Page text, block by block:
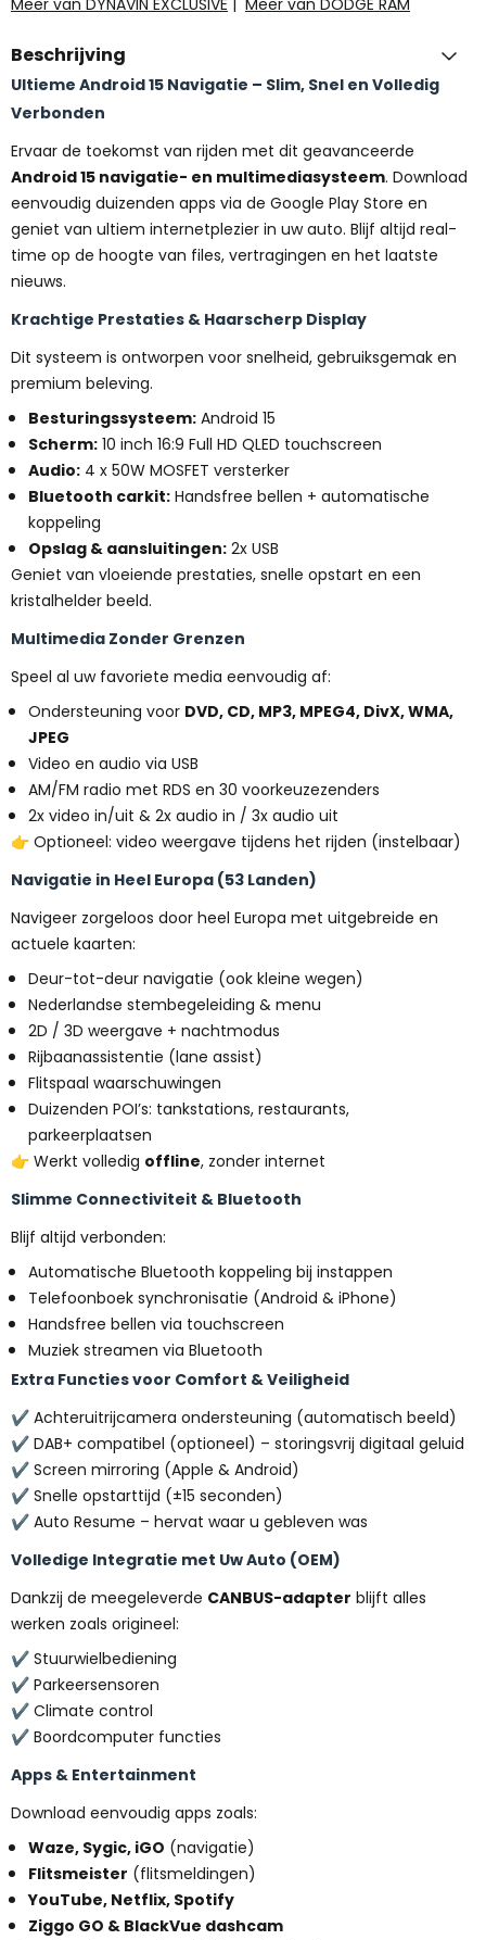
Meer van DYNAVIN EXCLUSIVE Meer van DODGE RAM
Beschrijving
Ultieme Android 15 Navigatie – Slim, Snel en Volledig
Verbonden
Ervaar de toekomst van rijden met dit geavanceerde
Android 15 navigatie- en multimediasysteem. Download
eenvoudig duizenden apps via de Google Play Store en
geniet van ultiem internetplezier in uw auto. Blijf altijd real-
time op de hoogte van files, vertragingen en het laatste
nieuws.
Krachtige Prestaties & Haarscherp Display
Dit systeem is ontworpen voor snelheid, gebruiksgemak en
premium beleving.
Besturingssysteem: Android 15
Scherm: 10 inch 16:9 Full HD QLED touchscreen
Audio: 4 x 50W MOSFET versterker
Bluetooth carkit: Handsfree bellen + automatische
koppeling
Opslag & aansluitingen: 2x USB
Geniet van vloeiende prestaties, snelle opstart en een
kristalhelder beeld.
Multimedia Zonder Grenzen
Speel al uw favoriete media eenvoudig af:
Ondersteuning voor DVD, CD, MP3, MPEG4, DivX, WMA,
JPEG
Video en audio via USB
AM/FM radio met RDS en 30 voorkeuzezenders
2x video in/uit & 2x audio in / 3x audio uit
👉 Optioneel: video weergave tijdens het rijden (instelbaar)
Navigatie in Heel Europa (53 Landen)
Navigeer zorgeloos door heel Europa met uitgebreide en
actuele kaarten:
Deur-tot-deur navigatie (ook kleine wegen)
Nederlandse stembegeleiding & menu
2D / 3D weergave + nachtmodus
Rijbaanassistentie (lane assist)
Flitspaal waarschuwingen
Duizenden POI’s: tankstations, restaurants,
parkeerplaatsen
👉 Werkt volledig offline, zonder internet
Slimme Connectiviteit & Bluetooth
Blijf altijd verbonden:
Automatische Bluetooth koppeling bij instappen
Telefoonboek synchronisatie (Android & iPhone)
Handsfree bellen via touchscreen
Muziek streamen via Bluetooth
Extra Functies voor Comfort & Veiligheid
✔ Achteruitrijcamera ondersteuning (automatisch beeld)
✔ DAB+ compatibel (optioneel) – storingsvrij digitaal geluid
✔ Screen mirroring (Apple & Android)
✔ Snelle opstarttijd (±15 seconden)
✔ Auto Resume – hervat waar u gebleven was
Volledige Integratie met Uw Auto (OEM)
Dankzij de meegeleverde CANBUS-adapter blijft alles
werken zoals origineel:
✔ Stuurwielbediening
✔ Parkeersensoren
✔ Climate control
✔ Boordcomputer functies
Apps & Entertainment
Download eenvoudig apps zoals:
Waze, Sygic, iGO (navigatie)
Flitsmeister (flitsmeldingen)
YouTube, Netflix, Spotify
Ziggo GO & BlackVue dashcam